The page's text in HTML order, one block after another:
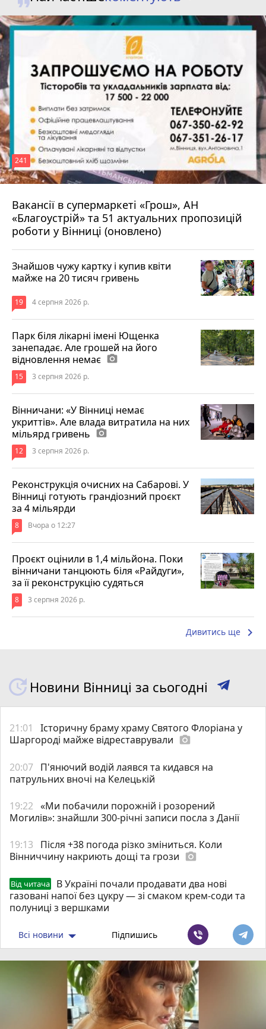
Вакансії в супермаркеті «Грош», АН
«Благоустрій» та 51 актуальних пропозицій
роботи у Вінниці (оновлено)
241
4 серпня 2026 р.
Знайшов чужу картку і купив квіти
майже на 20 тисяч гривень
19 4 серпня 2026 р.
Парк біля лікарні імені Ющенка
занепадає. Але грошей на його
відновлення немає photo_camera
15 3 серпня 2026 р.
Вінничани: «У Вінниці немає
укриттів». Але влада витратила на них
мільярд гривень photo_camera
12 3 серпня 2026 р.
Реконструкція очисних на Сабарові. У
Вінниці готують грандіозний проєкт
за 4 мільярди
8 Вчора о 12:27
Проєкт оцінили в 1,4 мільйона. Поки
вінничани танцюють біля «Райдуги»,
за її реконструкцію судяться
8 3 серпня 2026 р.
Дивитись ще keyboard_arrow_right
Новини Вінниці за сьогодні
21:01
Історичну браму храму Святого Флоріана у
Шаргороді майже відреставрували photo_camera
20:07 П'янючий водій лаявся та кидався на
патрульних вночі на Келецькій
19:22 «Ми побачили порожній і розорений
Могилів»: знайшли 300-річні записи посла з Данії
19:13
Після +38 погода різко зміниться. Коли
Вінниччину накриють дощі та грози photo_camera
Від читача
В Україні почали продавати два нові
газовані напої без цукру — зі смаком крем-соди та
полуниці з вершками
Всі новини Підпишись